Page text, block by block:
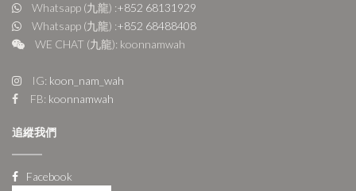
Whatsapp (九龍) :+852 68131929
Whatsapp (九龍) :+852 68488408
WE CHAT (九龍): koonnamwah
IG: koon_nam_wah
FB: koonnamwah
追縱我們
Facebook